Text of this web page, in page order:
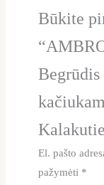
Būkite
Begrūdis
El. pašto
pažymėti *